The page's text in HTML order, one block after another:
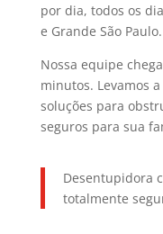
por dia, todos os
e Grande São Paulo.
Nossa equipe
minutos. Levamos
soluções para
seguros para sua
Desentupidora
totalmente